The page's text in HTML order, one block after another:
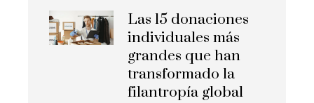
Las 15 donaciones
individuales más
grandes que han
transformado la
filantropía global